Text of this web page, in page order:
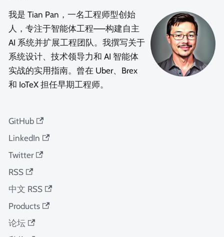
我是 Tian Pan，一名工程师型创始
人，专注于智能体工程——构建自主
AI 系统并扩展工程团队。我撰写关于
系统设计、技术领导力和 AI 智能体
实战的实用指南。曾在 Uber、Brex
和 IoTeX 担任早期工程师。
GitHub
LinkedIn
Twitter
RSS
中文 RSS
Products
论坛